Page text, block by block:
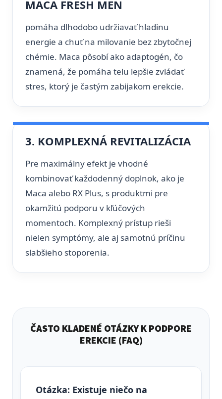
MACA FRESH MEN
pomáha dlhodobo udržiavať hladinu
energie a chuť na milovanie bez zbytočnej
chémie. Maca pôsobí ako adaptogén, čo
znamená, že pomáha telu lepšie zvládať
stres, ktorý je častým zabijakom erekcie.
3. KOMPLEXNÁ REVITALIZÁCIA
Pre maximálny efekt je vhodné
kombinovať každodenný doplnok, ako je
Maca alebo RX Plus, s produktmi pre
okamžitú podporu v kľúčových
momentoch. Komplexný prístup rieši
nielen symptómy, ale aj samotnú príčinu
slabšieho stoporenia.
ČASTO KLADENÉ OTÁZKY K PODPORE
EREKCIE (FAQ)
Otázka: Existuje niečo na